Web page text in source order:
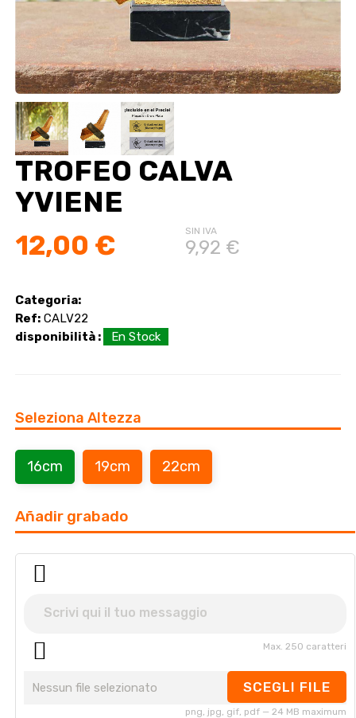
TROFEO CALVA
YVIENE
12,00 € SIN IVA
9,92 €
Categoria:
Ref: CALV22
disponibilità :
En Stock
Seleziona Altezza
16cm 19cm 22cm
Añadir grabado
Max. 250 caratteri
Nessun file selezionato SCEGLI FILE
png, jpg, gif, pdf — 24 MB maximum